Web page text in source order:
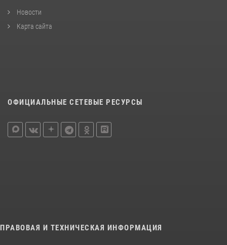
Новости
Карта сайта
ОФИЦИАЛЬНЫЕ СЕТЕВЫЕ РЕСУРСЫ
ПРАВОВАЯ И ТЕХНИЧЕСКАЯ ИНФОРМАЦИЯ